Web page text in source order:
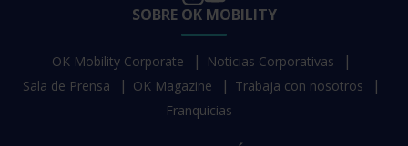
SOBRE OK MOBILITY
OK Mobility Corporate
Noticias Corporativas
Sala de Prensa
OK Magazine
Trabaja con nosotros
Franquicias